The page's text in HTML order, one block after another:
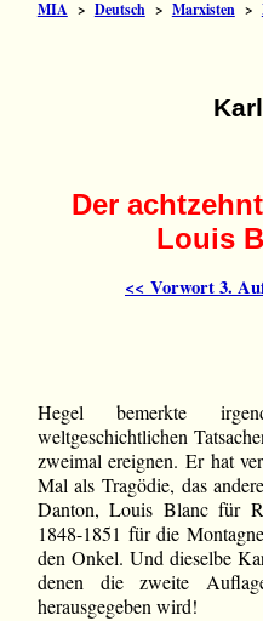
MIA > Deutsch> Marxisten>
Der
Louis
<< Vorwort 3.
Hegel bemerkte
weltgeschichtlichen
zweimal ereignen. Er hat
Mal als Tragödie, das
Danton, Louis Blanc für
1848-1851 für die
den Onkel. Und dieselbe
denen die zweite
herausgegeben wird!